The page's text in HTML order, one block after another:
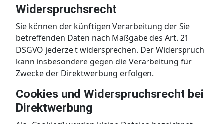
Widerspruchsrecht
Sie können der künftigen Verarbeitung der Sie
betreffenden Daten nach Maßgabe des Art. 21
DSGVO jederzeit widersprechen. Der Widerspruch
kann insbesondere gegen die Verarbeitung für
Zwecke der Direktwerbung erfolgen.
Cookies und Widerspruchsrecht bei
Direktwerbung